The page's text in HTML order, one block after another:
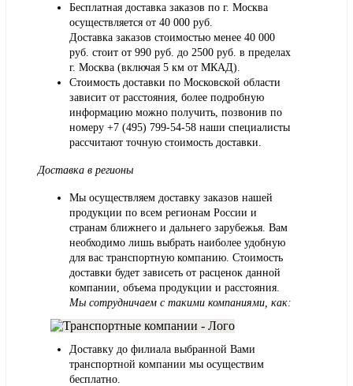
Бесплатная доставка заказов по г. Москва
осуществляется от 40 000 руб.
Доставка заказов стоимостью менее 40 000
руб. стоит от 990 руб. до 2500 руб. в пределах
г. Москва (включая 5 км от МКАД).
Стоимость доставки по Московской области
зависит от расстояния, более подробную
информацию можно получить, позвонив по
номеру +7 (495) 799-54-58 наши специалисты
рассчитают точную стоимость доставки.
Доставка в регионы
Мы осуществляем доставку заказов нашей
продукции по всем регионам России и
странам ближнего и дальнего зарубежья. Вам
необходимо лишь выбрать наиболее удобную
для вас транспортную компанию. Стоимость
доставки будет зависеть от расценок данной
компании, объема продукции и расстояния.
Мы сотрудничаем с такими компаниями, как:
Доставку до филиала выбранной Вами
транспортной компании мы осуществим
бесплатно.